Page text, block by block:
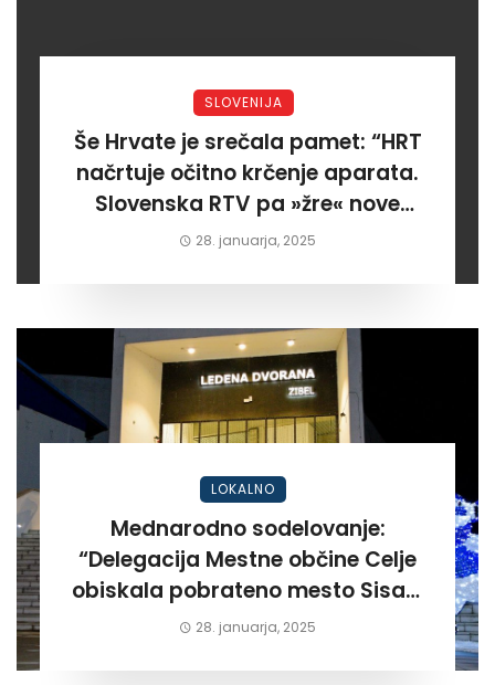
SLOVENIJA
Še Hrvate je srečala pamet: “HRT
načrtuje očitno krčenje aparata.
Slovenska RTV pa »žre« nove
milijone za rdeče programe”
28. januarja, 2025
LOKALNO
Mednarodno sodelovanje:
“Delegacija Mestne občine Celje
obiskala pobrateno mesto Sisak.
Po dooolgem času!”
28. januarja, 2025